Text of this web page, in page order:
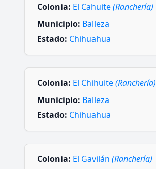
Colonia: El Cahuite(Ranchería)
Municipio: Balleza
Estado: Chihuahua
Colonia: El Chihuite(Ranchería)
Municipio: Balleza
Estado: Chihuahua
Colonia: El Gavilán (Ranchería)